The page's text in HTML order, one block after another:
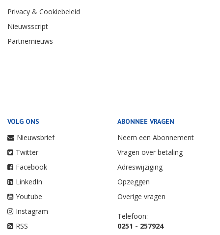
Privacy & Cookiebeleid
Nieuwsscript
Partnernieuws
VOLG ONS
Nieuwsbrief
Twitter
Facebook
LinkedIn
Youtube
Instagram
RSS
ABONNEE VRAGEN
Neem een Abonnement
Vragen over betaling
Adreswijziging
Opzeggen
Overige vragen
Telefoon:
0251 - 257924